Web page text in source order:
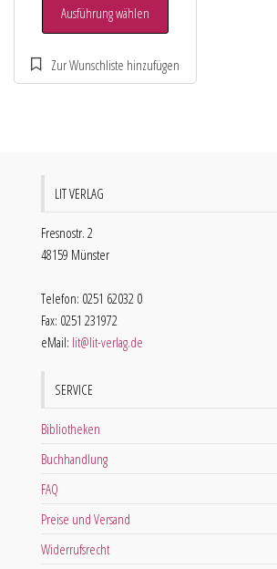
Ausführung wählen
LIT VERLAG
Fresnostr. 2
48159 Münster
Telefon: 0251 62032 0
Fax: 0251 231972
eMail: lit@lit-verlag.de
SERVICE
Bibliotheken
Buchhandlung
FAQ
Preise und Versand
Widerrufsrecht